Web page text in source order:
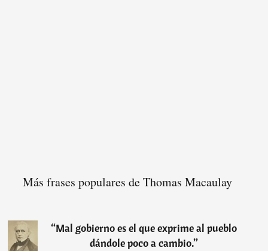
Más frases populares de Thomas Macaulay
“Mal gobierno es el que exprime al pueblo
dándole poco a cambio.”